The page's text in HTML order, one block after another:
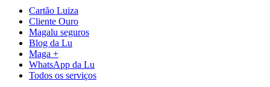
Cartão Luiza
Cliente Ouro
Magalu seguros
Blog da Lu
Maga +
WhatsApp da Lu
Todos os serviços